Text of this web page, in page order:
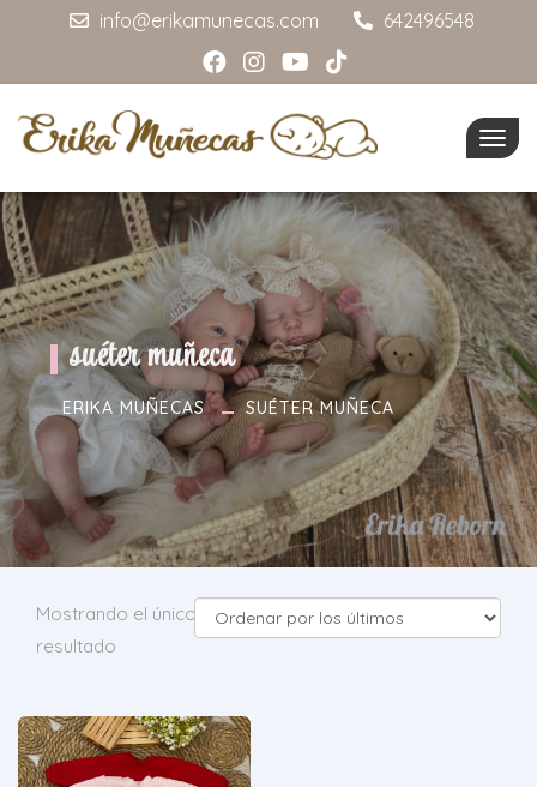
info@erikamunecas.com 642496548
suéter muñeca
ERIKA MUÑECAS SUÉTER MUÑECA
Mostrando el único
resultado